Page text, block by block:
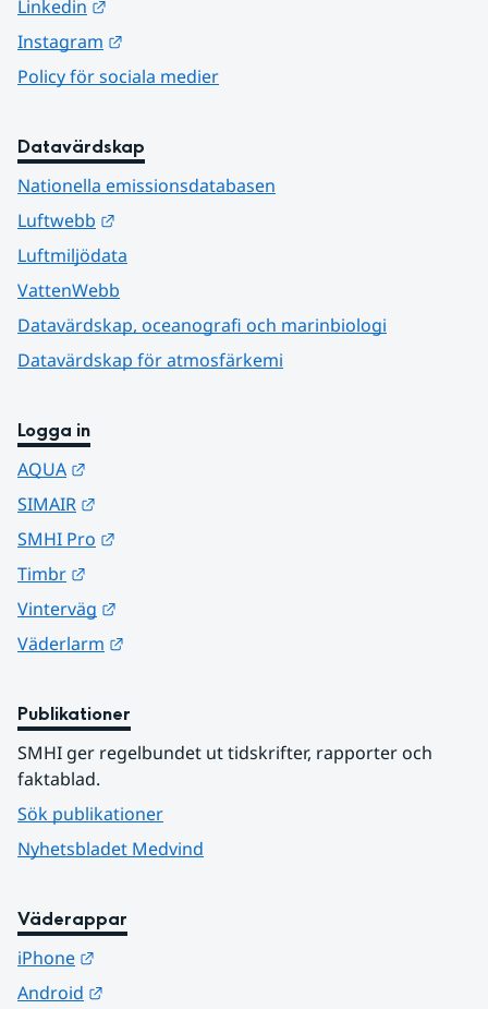
Linkedin
Instagram
Policy för sociala medier
Datavärdskap
Nationella emissionsdatabasen
Luftwebb
Luftmiljödata
VattenWebb
Datavärdskap, oceanografi och marinbiologi
Datavärdskap för atmosfärkemi
Logga in
AQUA
SIMAIR
SMHI Pro
Timbr
Vinterväg
Väderlarm
Publikationer
SMHI ger regelbundet ut tidskrifter, rapporter och
faktablad.
Sök publikationer
Nyhetsbladet Medvind
Väderappar
iPhone
Android